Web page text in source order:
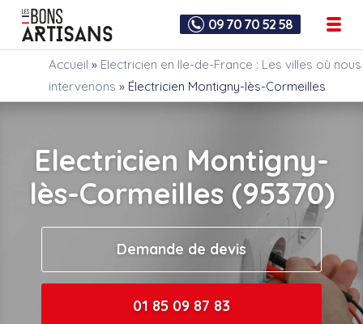
09 70 70 52 58
Accueil » Electricien en Ile-de-France : Les villes où nous
intervenons » Électricien Montigny-lès-Cormeilles
Electricien Montigny-
lès-Cormeilles (95370)
Demande de devis
01 85 09 87 83